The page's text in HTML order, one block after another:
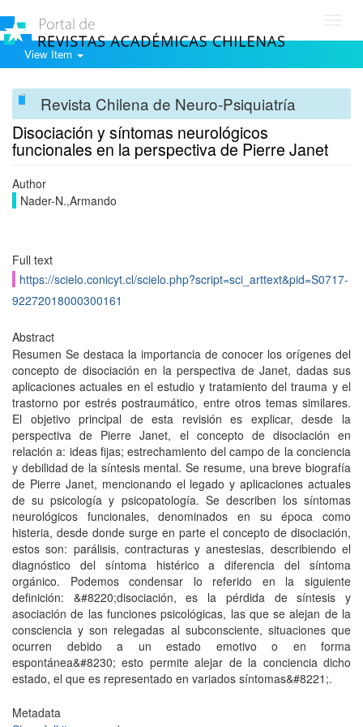
View Item
Revista Chilena de Neuro-Psiquiatría
Disociación y síntomas neurológicos
funcionales en la perspectiva de Pierre Janet
Author
Nader-N.,Armando
Full text
https://scielo.conicyt.cl/scielo.php?script=sci_arttext&pid=S0717-
92272018000300161
Abstract
Resumen Se destaca la importancia de conocer los orígenes del
concepto de disociación en la perspectiva de Janet, dadas sus
aplicaciones actuales en el estudio y tratamiento del trauma y el
trastorno por estrés postraumático, entre otros temas similares.
El objetivo principal de esta revisión es explicar, desde la
perspectiva de Pierre Janet, el concepto de disociación en
relación a: ideas fijas; estrechamiento del campo de la conciencia
y debilidad de la síntesis mental. Se resume, una breve biografía
de Pierre Janet, mencionando el legado y aplicaciones actuales
de su psicología y psicopatología. Se describen los síntomas
neurológicos funcionales, denominados en su época como
histeria, desde donde surge en parte el concepto de disociación,
estos son: parálisis, contracturas y anestesias, describiendo el
diagnóstico del síntoma histérico a diferencia del síntoma
orgánico. Podemos condensar lo referido en la siguiente
definición: &#8220;disociación, es la pérdida de síntesis y
asociación de las funciones psicológicas, las que se alejan de la
consciencia y son relegadas al subconsciente, situaciones que
ocurren debido a un estado emotivo o en forma
espontánea&#8230; esto permite alejar de la conciencia dicho
estado, el que es representado en variados síntomas&#8221;.
Metadata